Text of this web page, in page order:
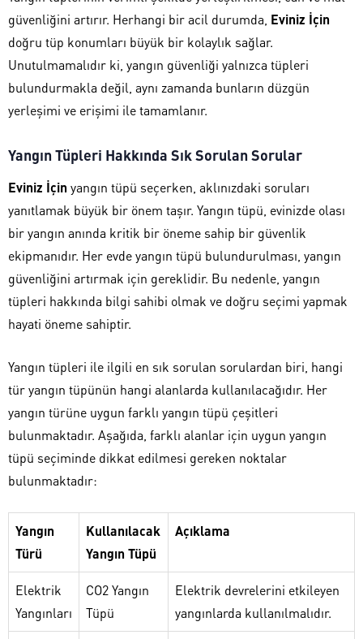
güvenliğini artırır. Herhangi bir acil durumda, Eviniz İçin
doğru tüp konumları büyük bir kolaylık sağlar.
Unutulmamalıdır ki, yangın güvenliği yalnızca tüpleri
bulundurmakla değil, aynı zamanda bunların düzgün
yerleşimi ve erişimi ile tamamlanır.
Yangın Tüpleri Hakkında Sık Sorulan Sorular
Eviniz İçin yangın tüpü seçerken, aklınızdaki soruları
yanıtlamak büyük bir önem taşır. Yangın tüpü, evinizde olası
bir yangın anında kritik bir öneme sahip bir güvenlik
ekipmanıdır. Her evde yangın tüpü bulundurulması, yangın
güvenliğini artırmak için gereklidir. Bu nedenle, yangın
tüpleri hakkında bilgi sahibi olmak ve doğru seçimi yapmak
hayati öneme sahiptir.
Yangın tüpleri ile ilgili en sık sorulan sorulardan biri, hangi
tür yangın tüpünün hangi alanlarda kullanılacağıdır. Her
yangın türüne uygun farklı yangın tüpü çeşitleri
bulunmaktadır. Aşağıda, farklı alanlar için uygun yangın
tüpü seçiminde dikkat edilmesi gereken noktalar
bulunmaktadır:
Yangın
Türü
Kullanılacak
Yangın Tüpü
Açıklama
Elektrik
Yangınları
CO2 Yangın
Tüpü
Elektrik devrelerini etkileyen
yangınlarda kullanılmalıdır.